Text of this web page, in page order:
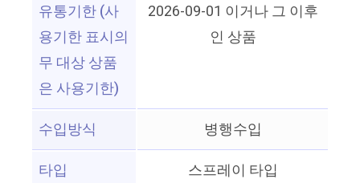
유통기한 (사
용기한 표시의
무 대상 상품
은 사용기한)
2026-09-01 이거나 그 이후
인 상품
수입방식
병행수입
타입
스프레이 타입